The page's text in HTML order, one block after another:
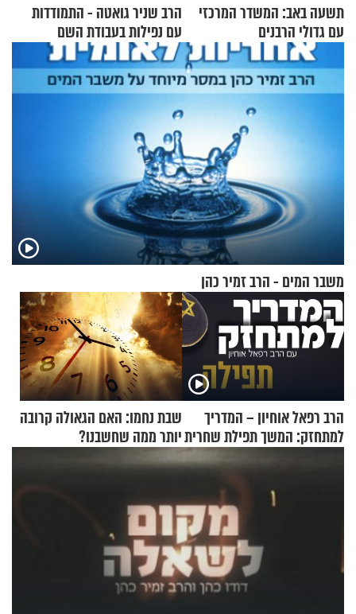
תשעה באב: המשדר המרכזי
עם גדולי הרבנים
הרב שניר גואטה - התמודדות
עם נפילות בעבודת השם
משבר המים - הרב זמיר כהן
הרב רפאל אוחיון – המדריך
למתחזק: המשך תפילת שחרית
שבת נחמו: האם הגאולה קרובה
יותר ממה שחשבנו?